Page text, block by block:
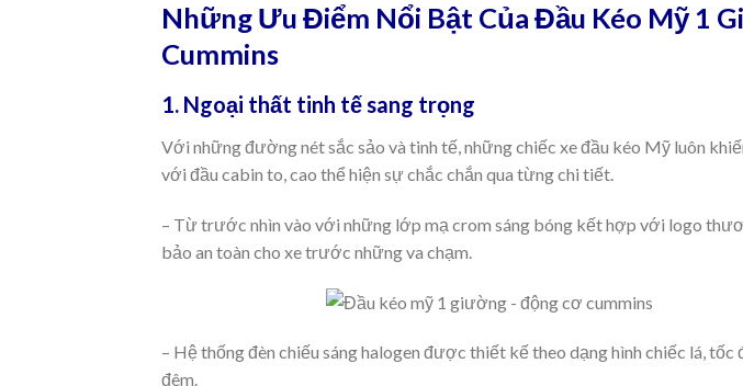
Những Ưu Điểm Nổi Bật Của Đầu Kéo Mỹ 1
Cummins
1. Ngoại thất tinh tế sang trọng
Với những đường nét sắc sảo và tinh tế, những chiếc xe đầu kéo Mỹ luôn
với đầu cabin to, cao thể hiện sự chắc chắn qua từng chi tiết.
– Từ trước nhìn vào với những lớp mạ crom sáng bóng kết hợp với logo
bảo an toàn cho xe trước những va chạm.
– Hệ thống đèn chiếu sáng halogen được thiết kế theo dạng hình chiếc lá,
đêm.